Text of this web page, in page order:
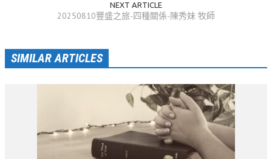
聚會剪影_2023年
聚會剪影_2021年
聚會剪影_2020年
聚會剪影_2018年
聚會剪影_2017年
NEXT ARTICLE
20250810豐盛之旅-四種關係-陳秀妹 牧師
SIMILAR ARTICLES